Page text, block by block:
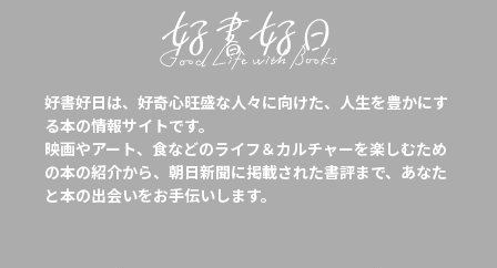
好書好日は、好奇心旺盛な人々に向けた、人生を豊かにす
る本の情報サイトです。
映画やアート、食などのライフ＆カルチャーを楽しむため
の本の紹介から、朝日新聞に掲載された書評まで、あなた
と本の出会いをお手伝いします。